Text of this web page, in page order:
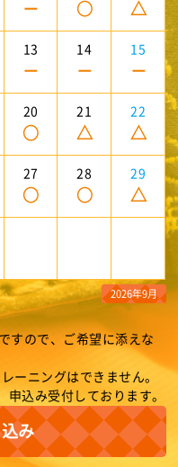
－ ○ △
13
－
14
－
15
－
20
○
21
△
22
△
27
○
28
○
29
△
2026年9月
すので、ご希望に添えな
ーニングはできません。
込み受付しております。
み